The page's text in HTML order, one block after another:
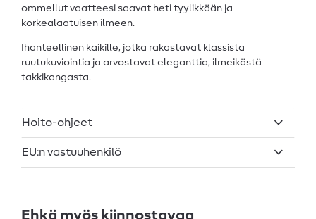
ommellut vaatteesi saavat heti tyylikkään ja
korkealaatuisen ilmeen.
Ihanteellinen kaikille, jotka rakastavat klassista
ruutukuviointia ja arvostavat eleganttia, ilmeikästä
takkikangasta.
Hoito-ohjeet
EU:n vastuuhenkilö
Ehkä myös kiinnostavaa